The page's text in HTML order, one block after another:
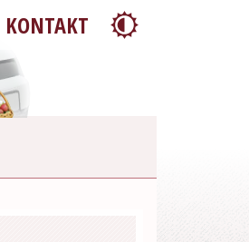
KONTAKT